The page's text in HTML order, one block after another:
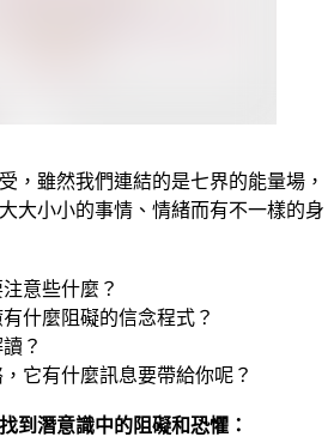
，雖然我們連結的是七界的能量場，
大小小的事情、情緒而有不一樣的身
意些什麼？
什麼阻礙的信念程式？
？
它有什麼訊息要帶給你呢？
到潛意識中的阻礙和恐懼：